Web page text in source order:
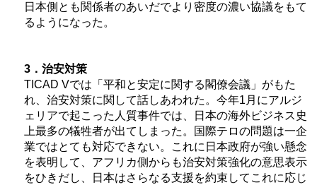
日本側とも関係者のあいだでより密度の濃い協議をもて
るようになった。
3．治安対策
TICAD Vでは「平和と安定に関する閣僚会議」がもた
れ、治安対策に関して話しあわれた。今年1月にアルジ
ェリアで起こった人質事件では、日本の海外ビジネス史
上最多の犠牲者が出てしまった。国際テロの問題は一企
業ではとても対応できない。これに日本政府が強い懸念
を表明して、アフリカ側からも治安対策強化の意思表示
をひきだし、日本はさらなる支援を約束してこれに応じ